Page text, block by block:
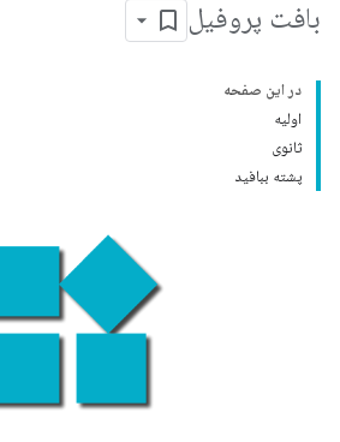
بافت پروفیل
در این صفحه
اولیه
ثانوی
پشته ببافید